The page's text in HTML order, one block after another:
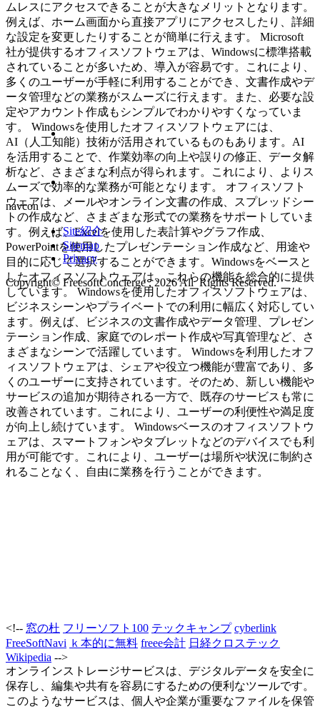
ムレスにアクセスできることが大きなメリットとなります。
例えば、ホーム画面から直接アプリにアクセスしたり、詳細
な設定を変更したりすることが簡単に行えます。 Microsoft
社が提供するオフィスソフトウェアは、Windowsに標準搭載
されていることが多いため、導入が容易です。これにより、
多くのユーザーが手軽に利用することができ、文書作成やデ
ータ管理などの業務がスムーズに行えます。また、必要な設
定やアカウント作成もシンプルでわかりやすくなっていま
す。 Windowsを使用したオフィスソフトウェアには、
AI（人工知能）技術が活用されているものもあります。AI
を活用することで、作業効率の向上や誤りの修正、データ解
析など、さまざまな利点が得られます。これにより、よりス
ムーズで効率的な業務が可能となります。 オフィスソフト
ウェアは、メールやオンライン文書の作成、スプレッドシー
トの作成など、さまざまな形式での業務をサポートしていま
す。例えば、Excelを使用した表計算やグラフ作成、
PowerPointを使用したプレゼンテーション作成など、用途や
目的に応じて選択することができます。Windowsをベースと
したオフィスソフトウェアは、これらの機能を総合的に提供
しています。 Windowsを使用したオフィスソフトウェアは、
ビジネスシーンやプライベートでの利用に幅広く対応してい
ます。例えば、ビジネスの文書作成やデータ管理、プレゼン
テーション作成、家庭でのレポート作成や写真管理など、さ
まざまなシーンで活躍しています。 Windowsを利用したオフ
ィスソフトウェアは、シェアや役立つ機能が豊富であり、多
くのユーザーに支持されています。そのため、新しい機能や
サービスの追加が期待される一方で、既存のサービスも常に
改善されています。これにより、ユーザーの利便性や満足度
が向上し続けています。 Windowsベースのオフィスソフトウ
ェアは、スマートフォンやタブレットなどのデバイスでも利
用が可能です。これにより、ユーザーは場所や状況に制約さ
れることなく、自由に業務を行うことができます。
<!-- 窓の杜 フリーソフト100 テックキャンプ cyberlink
FreeSoftNavi ｋ本的に無料 freee会計 日経クロステック
Wikipedia -->
オンラインストレージサービスは、デジタルデータを安全に
保存し、編集や共有を容易にするための便利なツールです。
このようなサービスは、個人や企業が重要なファイルを保管
navcon
Site紹介
Sitemap
Privacy
Copyright© FreesoftConcierge , 2026 All Rights Reserved.